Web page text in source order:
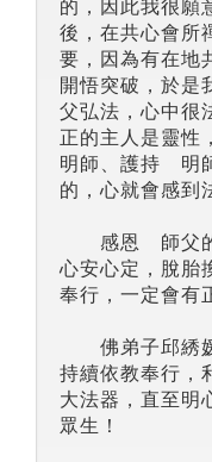
後，在共心會所
要，因為有在地
開悟突破，於
父弘法，心中很
正的主人是靈
明師、護持 明
的，心就會感到
感恩 師父的
心安心定，脫胎
奉行，一定會有
佛弟子邱綉
持續依教奉行
大法器，直至明
眾生！